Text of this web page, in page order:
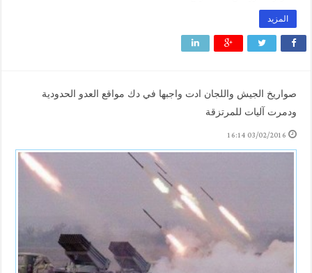
المزيد
صواريخ الجيش واللجان ادت واجبها في دك مواقع العدو الحدودية
ودمرت آليات للمرتزقة
03/02/2016 16:14